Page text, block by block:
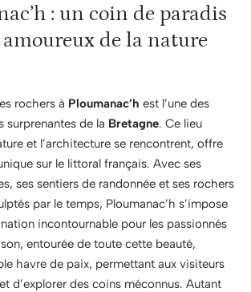
: un coin de paradis
de la nature
rochers à Ploumanac’h est l’une des
surprenantes de la Bretagne. Ce lieu
et l’architecture se rencontrent, offre
sur le littoral français. Avec ses
ses sentiers de randonnée et ses rochers
par le temps, Ploumanac’h s’impose
incontournable pour les passionnés
entourée de toute cette beauté,
havre de paix, permettant aux visiteurs
d’explorer des coins méconnus. Autant